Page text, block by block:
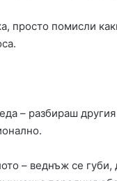
просто помисли
– разбираш
– веднъж се